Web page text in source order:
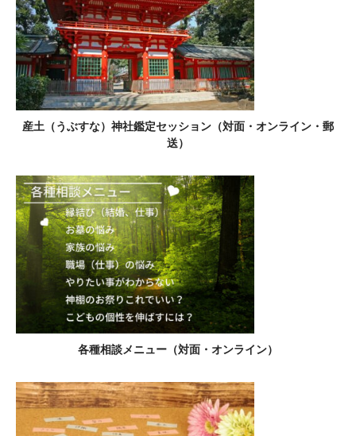
産土（うぶすな）神社鑑定セッション（対面・オンライン・郵
送）
各種相談メニュー（対面・オンライン）